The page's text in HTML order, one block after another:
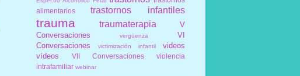
alimentarios
trastornos infantiles
trauma traumaterapia
V
Conversaciones
vergüenza
VI
Conversaciones
victimización infantil
videos
vídeos
VII Conversaciones
violencia
intrafamiliar webinar